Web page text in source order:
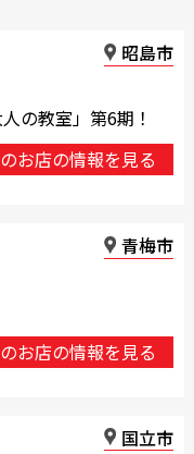
昭島市
の教室」第6期！
お店の情報を見る
青梅市
お店の情報を見る
国立市